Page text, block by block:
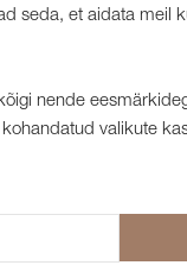
seda, et aidata meil
nende
valikute